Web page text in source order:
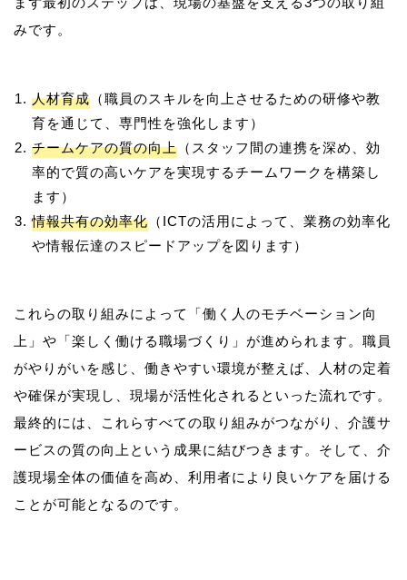
人材育成 （職員のスキルを向上させるための研修や教
育を通じて、専門性を強化します）
チームケアの質の向上 （スタッフ間の連携を深め、効
率的で質の高いケアを実現するチームワークを構築し
ます）
情報共有の効率化 （ICTの活用によって、業務の効率化
や情報伝達のスピードアップを図ります）
これらの取り組みによって「働く人のモチベーション向
上」や「楽しく働ける職場づくり」が進められます。職員
がやりがいを感じ、働きやすい環境が整えば、人材の定着
や確保が実現し、現場が活性化されるといった流れです。
最終的には、これらすべての取り組みがつながり、介護サ
ービスの質の向上という成果に結びつきます。そして、介
護現場全体の価値を高め、利用者により良いケアを届ける